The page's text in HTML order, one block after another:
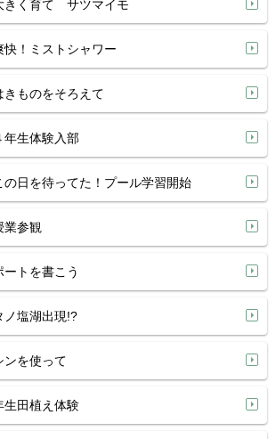
く育て サツマイモ
！ミストシャワー
ものをそろえて
生体験入部
日を待ってた！プール学習開始
参観
トを書こう
塩湖出現!?
を使って
田植え体験